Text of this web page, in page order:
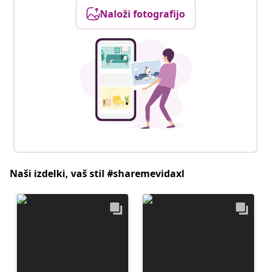
Naloži fotografijo
Naši izdelki, vaš stil #sharemevidaxl